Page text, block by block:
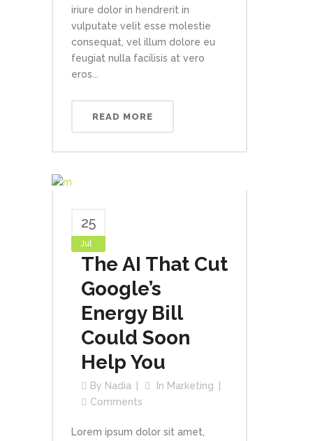
iriure dolor in hendrerit in
vulputate velit esse molestie
consequat, vel illum dolore eu
feugiat nulla facilisis at vero
eros...
READ MORE
25
Jul
The AI That Cut
Google’s
Energy Bill
Could Soon
Help You
By Nadia In Marketing
Comments
Lorem ipsum dolor sit amet,